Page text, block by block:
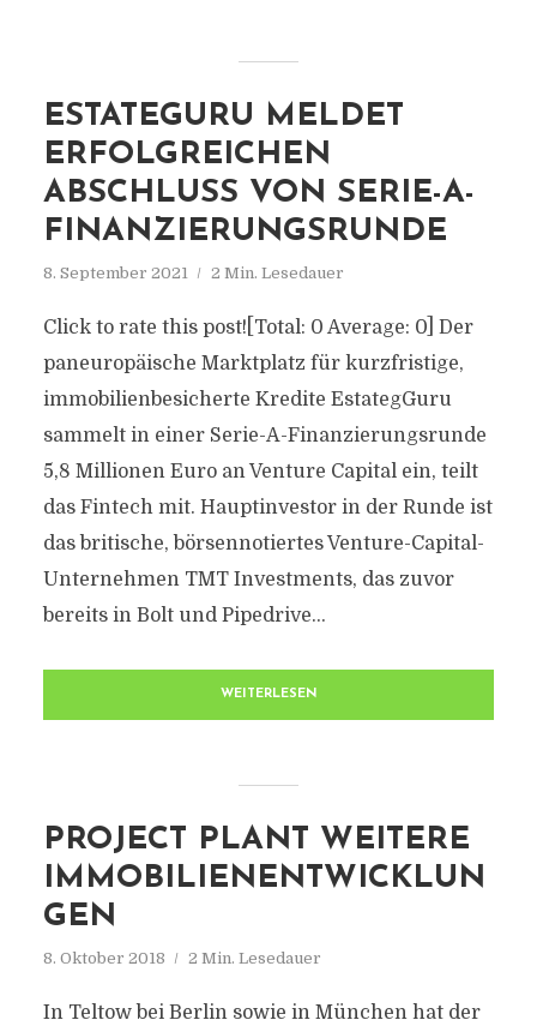
ESTATEGURU MELDET
ERFOLGREICHEN
ABSCHLUSS VON SERIE-A-
FINANZIERUNGSRUNDE
8. September 2021 2 Min. Lesedauer
Click to rate this post![Total: 0 Average: 0] Der
paneuropäische Marktplatz für kurzfristige,
immobilienbesicherte Kredite EstategGuru
sammelt in einer Serie-A-Finanzierungsrunde
5,8 Millionen Euro an Venture Capital ein, teilt
das Fintech mit. Hauptinvestor in der Runde ist
das britische, börsennotiertes Venture-Capital-
Unternehmen TMT Investments, das zuvor
bereits in Bolt und Pipedrive...
WEITERLESEN
PROJECT PLANT WEITERE
IMMOBILIENENTWICKLUN
GEN
8. Oktober 2018 2 Min. Lesedauer
In Teltow bei Berlin sowie in München hat der